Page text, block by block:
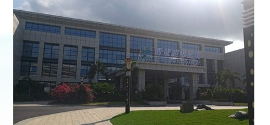
医療従事者向け情報